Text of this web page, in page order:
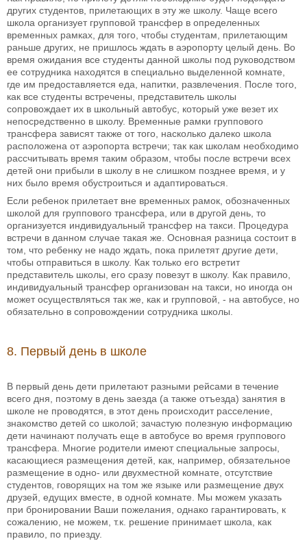
других студентов, прилетающих в эту же школу. Чаще всего
школа организует групповой трансфер в определенных
временных рамках, для того, чтобы студентам, прилетающим
раньше других, не пришлось ждать в аэропорту целый день. Во
время ожидания все студенты данной школы под руководством
ее сотрудника находятся в специально выделенной комнате,
где им предоставляется еда, напитки, развлечения. После того,
как все студенты встречены, представитель школы
сопровождает их в школьный автобус, который уже везет их
непосредственно в школу. Временные рамки группового
трансфера зависят также от того, насколько далеко школа
расположена от аэропорта встречи; так как школам необходимо
рассчитывать время таким образом, чтобы после встречи всех
детей они прибыли в школу в не слишком позднее время, и у
них было время обустроиться и адаптироваться.
Если ребенок прилетает вне временных рамок, обозначенных
школой для группового трансфера, или в другой день, то
организуется индивидуальный трансфер на такси. Процедура
встречи в данном случае такая же. Основная разница состоит в
том, что ребенку не надо ждать, пока прилетят другие дети,
чтобы отправиться в школу. Как только его встретит
представитель школы, его сразу повезут в школу. Как правило,
индивидуальный трансфер организован на такси, но иногда он
может осуществляться так же, как и групповой, - на автобусе, но
обязательно в сопровождении сотрудника школы.
8. Первый день в школе
В первый день дети прилетают разными рейсами в течение
всего дня, поэтому в день заезда (а также отъезда) занятия в
школе не проводятся, в этот день происходит расселение,
знакомство детей со школой; зачастую полезную информацию
дети начинают получать еще в автобусе во время группового
трансфера. Многие родители имеют специальные запросы,
касающиеся размещения детей, как, например, обязательное
размещение в одно- или двухместной комнате, отсутствие
студентов, говорящих на том же языке или размещение двух
друзей, едущих вместе, в одной комнате. Мы можем указать
при бронировании Ваши пожелания, однако гарантировать, к
сожалению, не можем, т.к. решение принимает школа, как
правило, по приезду.